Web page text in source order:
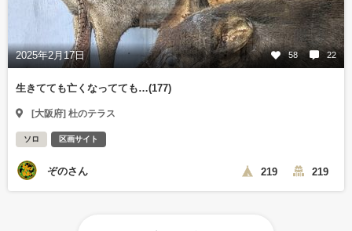
2025年2月17日 58 22
生きてても亡くなってても…(177)
[大阪府] 杜のテラス
ソロ 区画サイト
ぞのさん 219 219